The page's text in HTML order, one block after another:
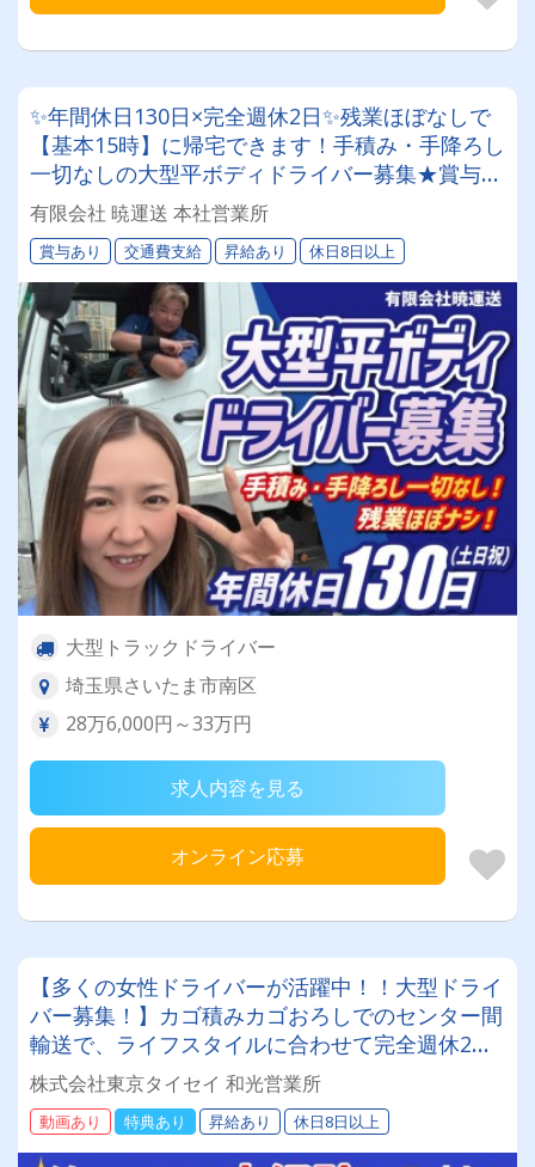
✨年間休日130日×完全週休2日✨残業ほぼなしで
【基本15時】に帰宅できます！手積み・手降ろし
一切なしの大型平ボディドライバー募集★賞与年
2回｜土日祝休み｜ワークライフバランス重視の
方にオススメ！
有限会社 暁運送 本社営業所
賞与あり 交通費支給 昇給あり 休日8日以上
大型トラックドライバー
埼玉県さいたま市南区
28万6,000円～33万円
求人内容を見る
オンライン応募
【多くの女性ドライバーが活躍中！！大型ドライ
バー募集！】カゴ積みカゴおろしでのセンター間
輸送で、ライフスタイルに合わせて完全週休2日
も可能です。ミドル・シニア世代・女性・主婦
（主夫）が活躍しております研修も充実していま
すのでブランクがあっても安心社員寮を完備して
いるので遠方の方でも安心して入社いただけま
株式会社東京タイセイ 和光営業所
動画あり 特典あり 昇給あり 休日8日以上